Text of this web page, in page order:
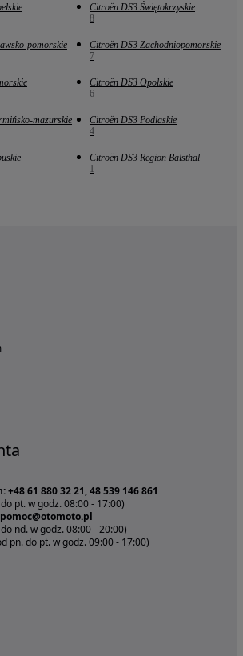
Citroën DS3 Świętokrzyskie
8
pomorskie
Citroën DS3 Zachodniopomorskie
7
Citroën DS3 Opolskie
6
mazurskie
Citroën DS3 Podlaskie
4
Citroën DS3 Region Balsthal
1
+48 61 880 32 21, 48 539 146 861
pt. w godz. 08:00 - 17:00)
nd. w godz. 08:00 - 20:00)
pn. do pt. w godz. 09:00 - 17:00)